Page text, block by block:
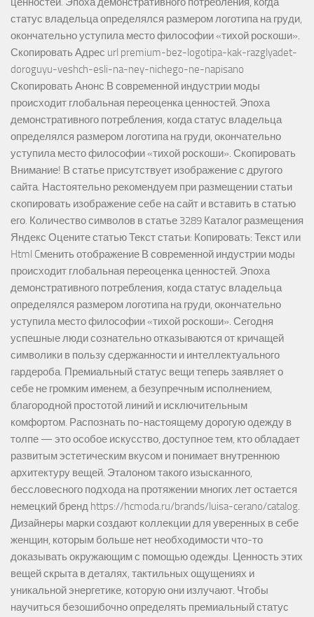
статус владельца определялся размером логотипа на груди,
окончательно уступила место философии «тихой роскоши».
Скопировать Адрес url premium-bez-logotipa-kak-razglyadet-
doroguyu-veshch-esli-na-ney-nichego-ne-napisano
Скопировать Анонс В современной индустрии моды
происходит глобальная переоценка ценностей. Эпоха
демонстративного потребления, когда статус владельца
определялся размером логотипа на груди, окончательно
уступила место философии «тихой роскоши». Скопировать
Внимание! В статье присутствует изображение с другого
сайта. Настоятельно рекомендуем при размещении статьи
скопировать изображение себе на сайт и вставить в статью
его. Количество символов в статье 3289 Каталог размещения
Яндекс Оцените статью Текст статьи: Копировать: Текст или
Html Cменить отображение В современной индустрии моды
происходит глобальная переоценка ценностей. Эпоха
демонстративного потребления, когда статус владельца
определялся размером логотипа на груди, окончательно
уступила место философии «тихой роскоши». Сегодня
успешные люди сознательно отказываются от кричащей
символики в пользу сдержанности и интеллектуального
гардероба. Премиальный статус вещи теперь заявляет о
себе не громким именем, а безупречным исполнением,
благородной простотой линий и исключительным
комфортом. Распознать по-настоящему дорогую одежду в
толпе — это особое искусство, доступное тем, кто обладает
развитым эстетическим вкусом и понимает внутреннюю
архитектуру вещей. Эталоном такого изысканного,
бессловесного подхода на протяжении многих лет остается
немецкий бренд https://hcmoda.ru/brands/luisa-cerano/catalog.
Дизайнеры марки создают коллекции для уверенных в себе
женщин, которым больше нет необходимости что-то
доказывать окружающим с помощью одежды. Ценность этих
вещей скрыта в деталях, тактильных ощущениях и
уникальной энергетике, которую они излучают. Чтобы
научиться безошибочно определять премиальный статус